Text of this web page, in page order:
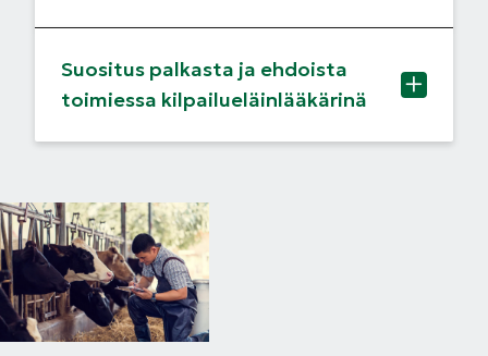
Suositus palkasta ja ehdoista
toimiessa kilpailueläinlääkärinä